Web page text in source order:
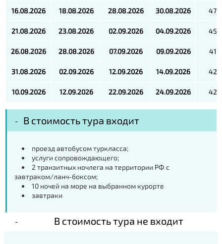
16.08.2026 18.08.2026 28.08.2026 30.08.2026 470
21.08.2026 23.08.2026 02.09.2026 04.09.2026 450
26.08.2026 28.08.2026 07.09.2026 09.09.2026 415
31.08.2026 02.09.2026 12.09.2026 14.09.2026 420
10.09.2026 12.09.2026 22.09.2026 24.09.2026 420
В стоимость тура входит
проезд автобусом туркласса;
услуги сопровождающего;
2 транзитных ночлега на территории РФ с
завтраком/ланч-боксом;
10 ночей на море на выбранном курорте
завтраки
В стоимость тура не входит